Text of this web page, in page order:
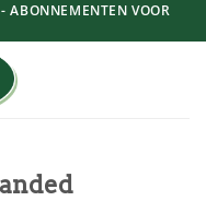
ABONNEMENTEN VOOR